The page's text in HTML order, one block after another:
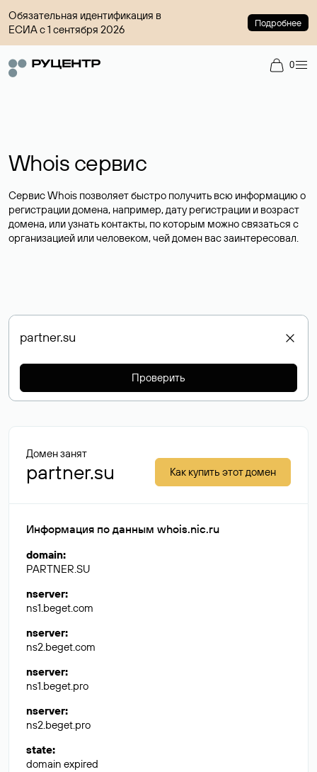
Обязательная идентификация в
ЕСИА с 1 сентября 2026
Подробнее
0
Whois сервис
Сервис Whois позволяет быстро получить всю информацию о
регистрации домена, например, дату регистрации и возраст
домена, или узнать контакты, по которым можно связаться с
организацией или человеком, чей домен вас заинтересовал.
Проверить
Домен занят
partner.su Как купить этот домен
Информация по данным whois.nic.ru
domain:
PARTNER.SU
nserver:
ns1.beget.com
nserver:
ns2.beget.com
nserver:
ns1.beget.pro
nserver:
ns2.beget.pro
state:
domain expired